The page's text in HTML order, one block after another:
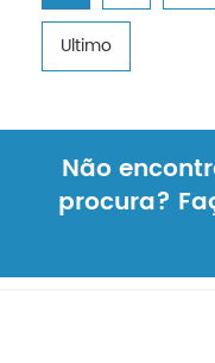
Ultimo
Não
procura?